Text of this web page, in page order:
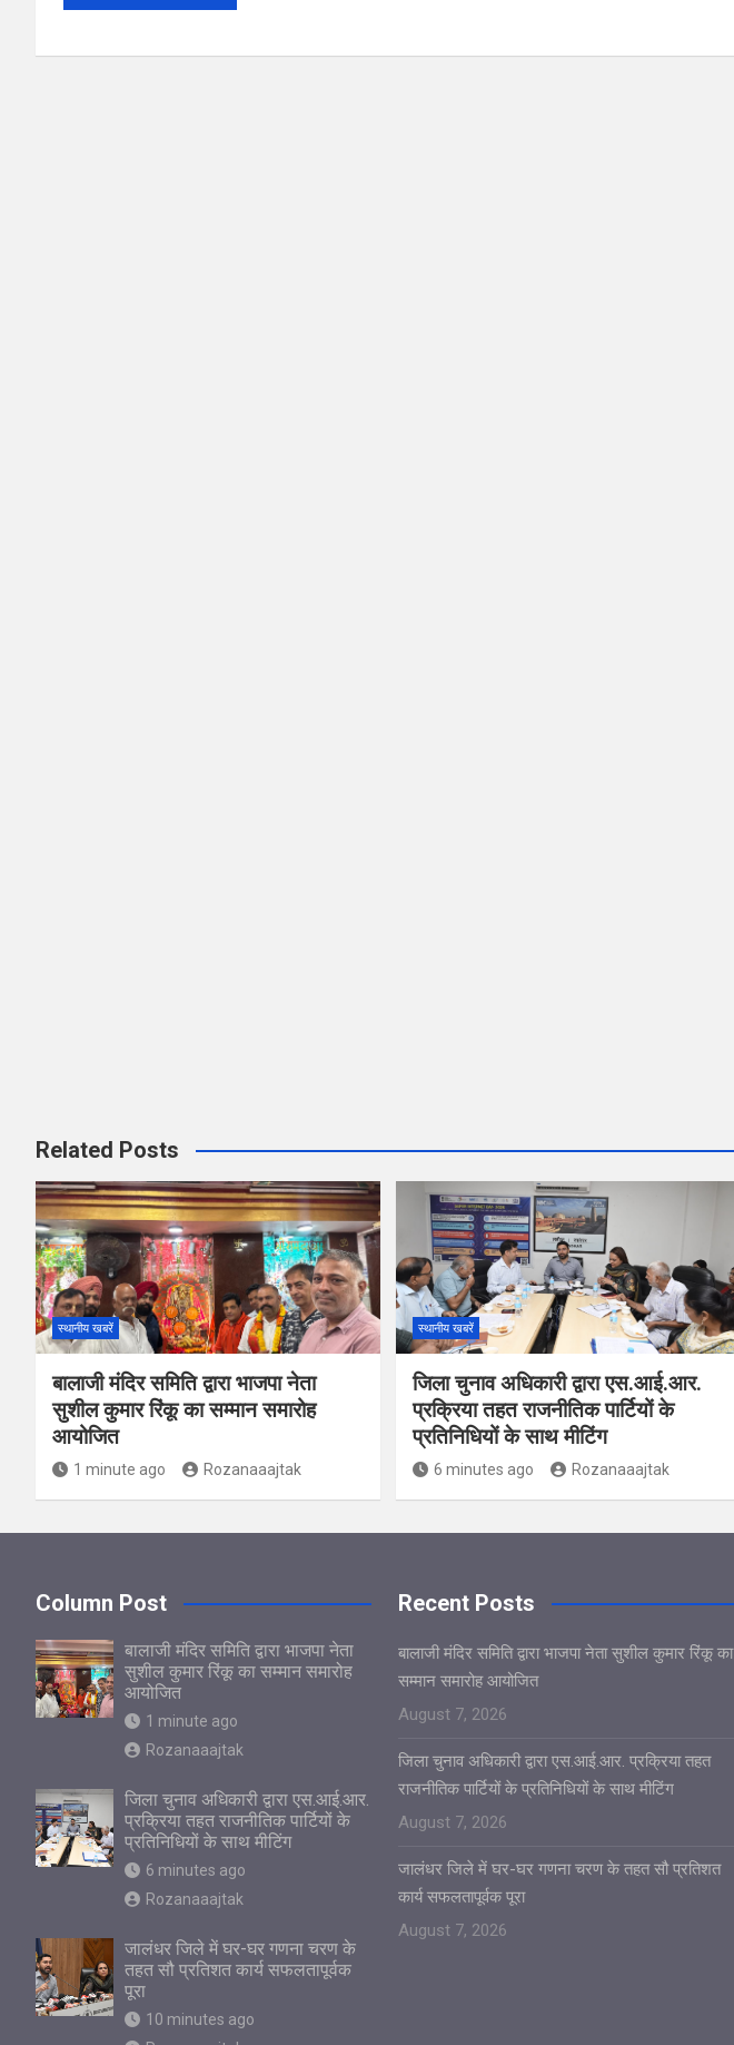
Related Posts
स्थानीय खबरें
बालाजी मंदिर समिति द्वारा भाजपा नेता
सुशील कुमार रिंकू का सम्मान समारोह
आयोजित
1 minute ago Rozanaaajtak
स्थानीय खबरें
जिला चुनाव अधिकारी द्वारा एस.आई.आर.
प्रक्रिया तहत राजनीतिक पार्टियों के
प्रतिनिधियों के साथ मीटिंग
6 minutes ago Rozanaaajtak
Column Post
बालाजी मंदिर समिति द्वारा भाजपा नेता
सुशील कुमार रिंकू का सम्मान समारोह
आयोजित
1 minute ago
Rozanaaajtak
जिला चुनाव अधिकारी द्वारा एस.आई.आर.
प्रक्रिया तहत राजनीतिक पार्टियों के
प्रतिनिधियों के साथ मीटिंग
6 minutes ago
Rozanaaajtak
जालंधर जिले में घर-घर गणना चरण के
तहत सौ प्रतिशत कार्य सफलतापूर्वक
पूरा
10 minutes ago
Recent Posts
बालाजी मंदिर समिति द्वारा भाजपा नेता सुशील कुमार रिंकू का
सम्मान समारोह आयोजित
August 7, 2026
जिला चुनाव अधिकारी द्वारा एस.आई.आर. प्रक्रिया तहत
राजनीतिक पार्टियों के प्रतिनिधियों के साथ मीटिंग
August 7, 2026
जालंधर जिले में घर-घर गणना चरण के तहत सौ प्रतिशत
कार्य सफलतापूर्वक पूरा
August 7, 2026